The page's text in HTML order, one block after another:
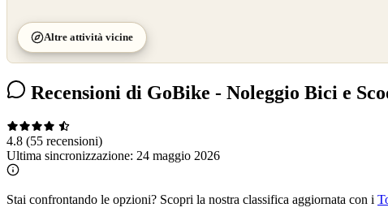
Altre attività vicine
Recensioni di GoBike - Noleggio Bici e
4.8 (55 recensioni)
Ultima sincronizzazione: 24 maggio 2026
Stai confrontando le opzioni? Scopri la nostra classifica aggiornata con i